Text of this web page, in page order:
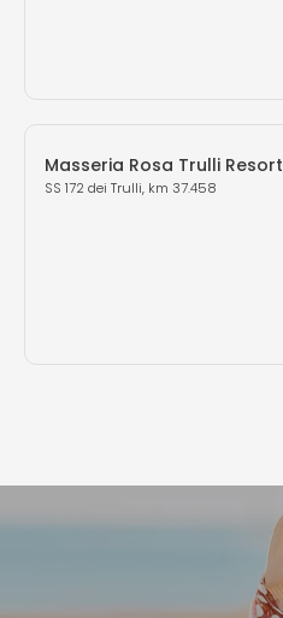
Masseria Rosa Trulli Resort
SS 172 dei Trulli, km 37.458